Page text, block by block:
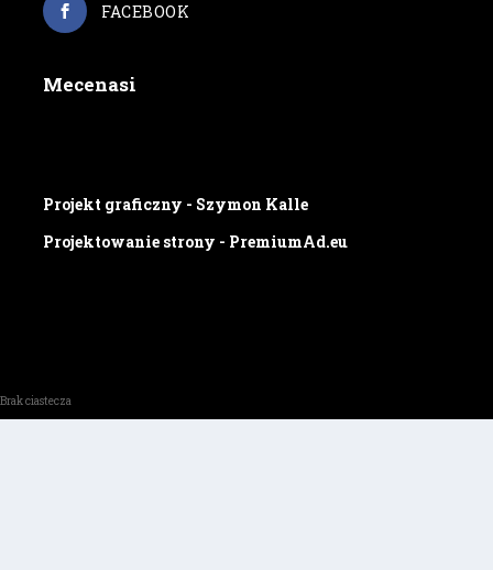
FACEBOOK
Mecenasi
Projekt graficzny - Szymon Kalle
Projektowanie strony - PremiumAd.eu
Brak ciastecza